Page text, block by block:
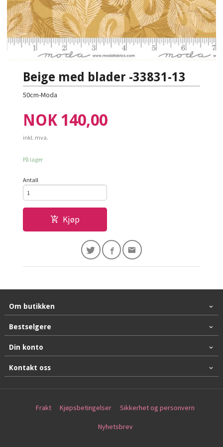
Beige med blader -33831-13
50cm-Moda
Pris
NOK 140,00
inkl. mva.
På lager
Antall
Kjøp
Om butikken
Bestselgere
Din konto
Kontakt oss
Frakt Kjøpsbetingelser Sikkerhet og personvern
Nyhetsbrev